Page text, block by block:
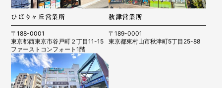
ひばりヶ丘営業所
〒188-0001
東京都西東京市谷戸町２丁目11-15
ファーストコンフォート1階
秋津営業所
〒189-0001
東京都東村山市秋津町5丁目25-88